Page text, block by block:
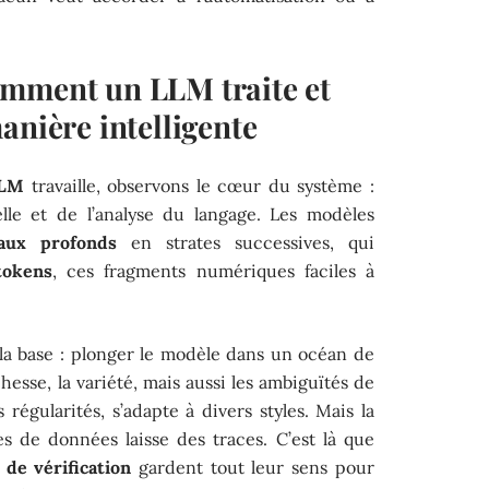
un LLM traite et
intelligente
travaille, observons le cœur du système :
et de l’analyse du langage. Les modèles
profonds en strates successives, qui
, ces fragments numériques faciles à
base : plonger le modèle dans un océan de
la variété, mais aussi les ambiguïtés de
s’adapte à divers styles. Mais la
de données laisse des traces. C’est là que
de vérification gardent tout leur sens pour